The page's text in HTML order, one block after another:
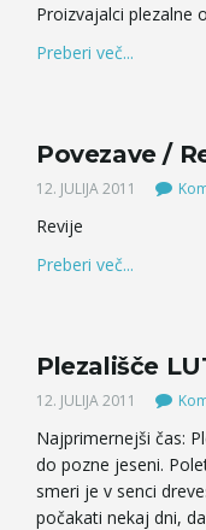
Proizvajalci plezalne
Preberi več...
Povezave /
12. JULIJA 2011
Revije
Preberi več...
Plezališče
12. JULIJA 2011
Najprimernejši čas:
do pozne jeseni.
smeri je v senci
počakati nekaj dni,